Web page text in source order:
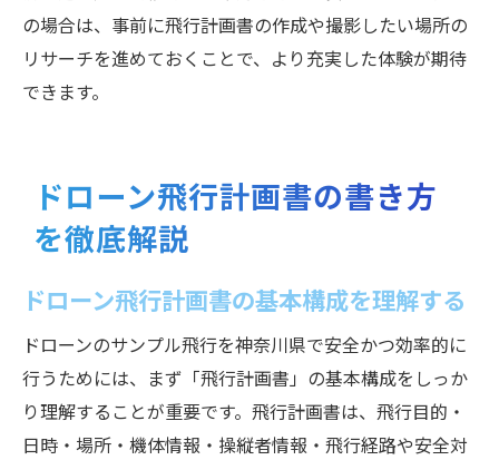
の場合は、事前に飛行計画書の作成や撮影したい場所の
リサーチを進めておくことで、より充実した体験が期待
できます。
ドローン飛行計画書の書き方
を徹底解説
ドローン飛行計画書の基本構成を理解する
ドローンのサンプル飛行を神奈川県で安全かつ効率的に
行うためには、まず「飛行計画書」の基本構成をしっか
り理解することが重要です。飛行計画書は、飛行目的・
日時・場所・機体情報・操縦者情報・飛行経路や安全対